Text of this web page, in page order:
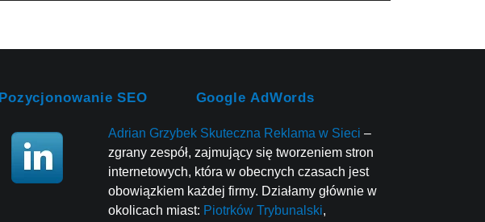
Pozycjonowanie SEO Google AdWords
Adrian Grzybek Skuteczna Reklama w Sieci –
zgrany zespół, zajmujący się tworzeniem stron
internetowych, która w obecnych czasach jest
obowiązkiem każdej firmy. Działamy głównie w
okolicach miast: Piotrków Trybunalski,